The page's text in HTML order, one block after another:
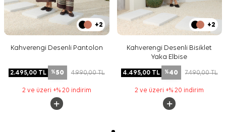
+2
Kahverengi Desenli Pantolon
2.495,00TL %50 4.990,00TL
2 ve üzeri +% 20 indirim
+2
Kahverengi Desenli Bisiklet
Yaka Elbise
4.495,00TL %40 7.490,00TL
2 ve üzeri +% 20 indirim